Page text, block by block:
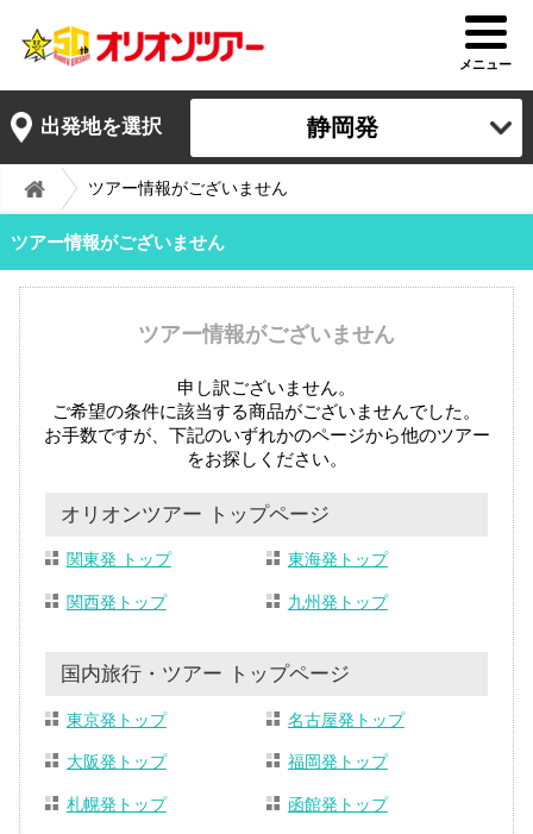
メニュー
出発地を選択 静岡発
ツアー情報がございません
ツアー情報がございません
ツアー情報がございません
申し訳ございません。
ご希望の条件に該当する商品がございませんでした。
お手数ですが、下記のいずれかのページから他のツアー
をお探しください。
オリオンツアー トップページ
関東発 トップ 東海発トップ
関西発トップ 九州発トップ
国内旅行・ツアー トップページ
東京発トップ 名古屋発トップ
大阪発トップ 福岡発トップ
札幌発トップ 函館発トップ